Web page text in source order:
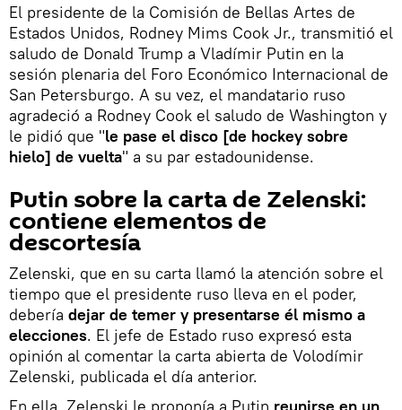
El presidente de la Comisión de Bellas Artes de
Estados Unidos, Rodney Mims Cook Jr., transmitió el
saludo de Donald Trump a Vladímir Putin en la
sesión plenaria del Foro Económico Internacional de
San Petersburgo. A su vez, el mandatario ruso
agradeció a Rodney Cook el saludo de Washington y
le pidió que "le pase el disco [de hockey sobre
hielo] de vuelta" a su par estadounidense.
Putin sobre la carta de Zelenski:
contiene elementos de
descortesía
Zelenski, que en su carta llamó la atención sobre el
tiempo que el presidente ruso lleva en el poder,
debería dejar de temer y presentarse él mismo a
elecciones. El jefe de Estado ruso expresó esta
opinión al comentar la carta abierta de Volodímir
Zelenski, publicada el día anterior.
En ella, Zelenski le proponía a Putin reunirse en un